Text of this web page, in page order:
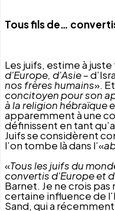
Tous fils de…
Les juifs, estime à
d'Europe, d'Asie–
nos frères humains».
concitoyen pour son
à la religion hébraïque
apparemment à une
définissent en tant
Juifs se considèrent
l’on tombe là dans l’«
«Tous les juifs du
convertis d'Europe et
Barnet. Je ne crois
certaine influence de
Sand, qui a